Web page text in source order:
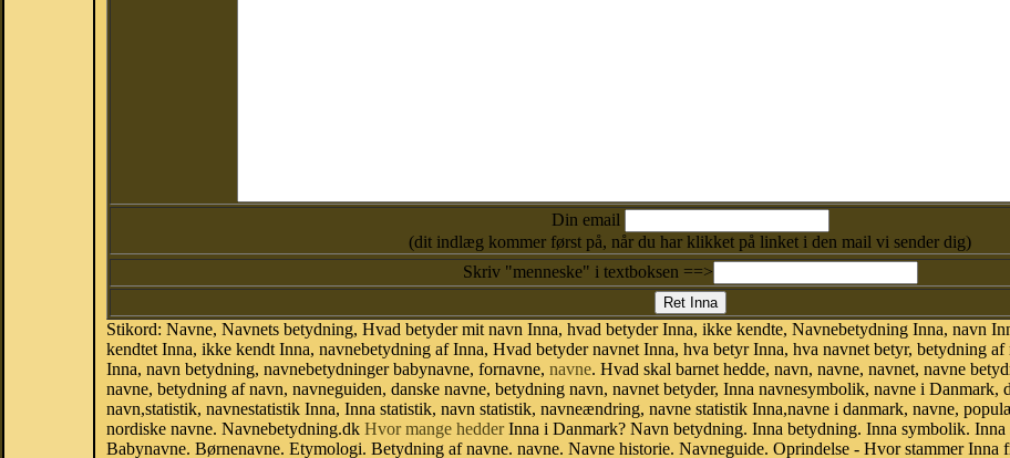
Din email
(dit indlæg kommer først på, når du har klikket på linket i den mail vi sender dig)
Skriv "menneske" i textboksen ==>
Stikord: Navne, Navnets betydning, Hvad betyder mit navn Inna, hvad betyder Inna, ikke kendte, Navnebetydning Inna, navn
kendtet Inna, ikke kendt Inna, navnebetydning af Inna, Hvad betyder navnet Inna, hva betyr Inna, hva navnet betyr, betydning
Inna, navn betydning, navnebetydninger babynavne, fornavne, navne. Hvad skal barnet hedde, navn, navne, navnet, navne
navne, betydning af navn, navneguiden, danske navne, betydning navn, navnet betyder, Inna navnesymbolik, navne i Danmark,
navn,statistik, navnestatistik Inna, Inna statistik, navn statistik, navneændring, navne statistik Inna,navne i danmark, navne,
nordiske navne. Navnebetydning.dk Hvor mange hedderInna i Danmark? Navn betydning. Inna betydning. Inna symbolik. Inna
Babynavne. Børnenavne. Etymologi. Betydning af navne. navne. Navne historie. Navneguide. Oprindelse - Hvor stammer Inna